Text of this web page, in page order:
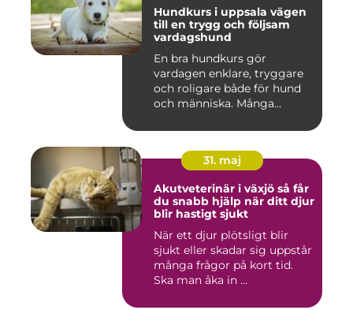
Hundkurs i uppsala vägen
till en trygg och följsam
vardagshund
En bra hundkurs gör
vardagen enklare, tryggare
och roligare både för hund
och människa. Många
31. maj
Akutveterinär i växjö så får
du snabb hjälp när ditt djur
blir hastigt sjukt
När ett djur plötsligt blir
sjukt eller skadar sig uppstår
många frågor på kort tid.
Ska man åka in ...